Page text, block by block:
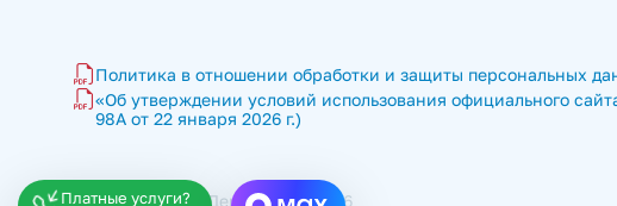
Политика в отношении обработки и защиты персональных
«Об утверждении условий использования официального
98А от 22 января 2026 г.)
ГКБ имени В.П. Демихова © 2026
Платные услуги?